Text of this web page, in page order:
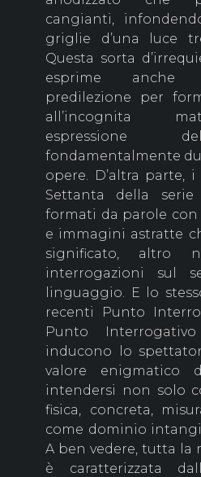
cangianti,
griglie d’una luce
Questa sorta
esprime anche
predilezione per
all’incognita
espressione
fondamentalmente
opere. D’altra parte,
Settanta della
formati da parole con
e immagini astratte
significato, altro
interrogazioni sul
linguaggio. E lo
recenti Punto
Punto
inducono lo
valore enigmatico
intendersi non solo
fisica, concreta,
come dominio
A ben vedere, tutta la
è caratterizzata